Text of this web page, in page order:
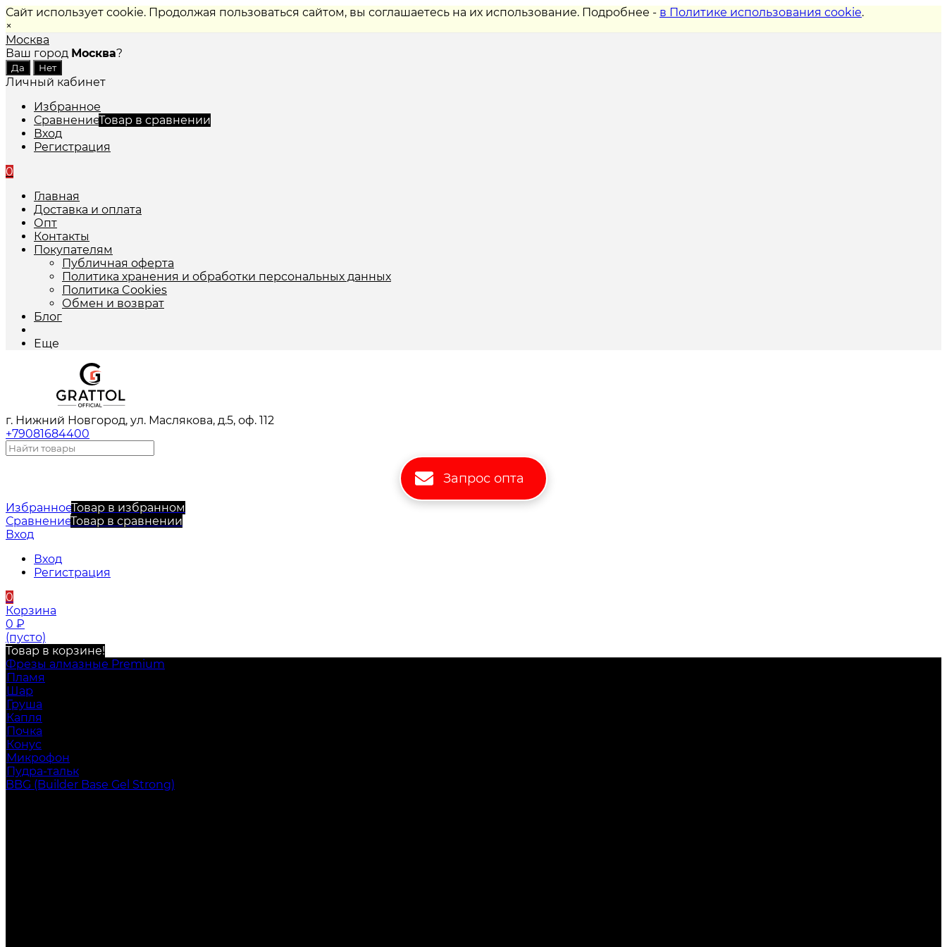
Сайт использует cookie. Продолжая пользоваться сайтом, вы соглашаетесь на их использование. Подробнее - в Политике использования cookie.
×
Москва
Ваш город Москва?
Личный кабинет
Избранное
СравнениеТовар в сравнении
Вход
Регистрация
0
Главная
Доставка и оплата
Опт
Контакты
Покупателям
Публичная оферта
Политика хранения и обработки персональных данных
Политика Cookies
Обмен и возврат
Блог
Еще
г. Нижний Новгород, ул. Маслякова, д.5, оф. 112
+79081684400
Запрос опта
ИзбранноеТовар в избранном
СравнениеТовар в сравнении
Вход
Вход
Регистрация
0
Корзина
0 ₽
(пусто)
Товар в корзине!
Фрезы алмазные Premium
Пламя
Шар
Груша
Капля
Почка
Конус
Микрофон
Пудра-тальк
BBG (Builder Base Gel Strong)